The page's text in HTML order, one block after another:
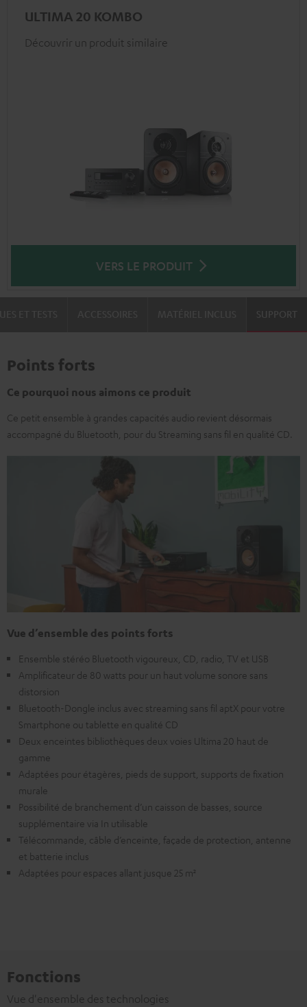
ULTIMA 20 KOMBO
Découvrir un produit similaire
VERS LE PRODUIT
SUPPORT
Points forts
Ce pourquoi nous aimons ce produit
Ce petit ensemble à grandes capacités audio revient désormais
accompagné du Bluetooth, pour du Streaming sans fil en qualité CD.
Vue d’ensemble des points forts
Ensemble stéréo Bluetooth vigoureux, CD, radio, TV et USB
Amplificateur de 80 watts pour un haut volume sonore sans
distorsion
Bluetooth-Dongle inclus avec streaming sans fil aptX pour votre
Smartphone ou tablette en qualité CD
Deux enceintes bibliothèques deux voies Ultima 20 haut de
gamme
Adaptées pour étagères, pieds de support, supports de fixation
murale
Possibilité de branchement d’un caisson de basses, source
supplémentaire via In utilisable
Télécommande, câble d’enceinte, façade de protection, antenne
et batterie inclus
Adaptées pour espaces allant jusque 25 m²
Fonctions
Vue d'ensemble des technologies